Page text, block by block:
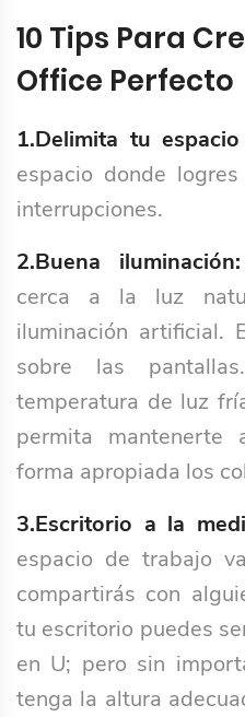
10 Tips Para
Office Perfecto
1.Delimita tu
espacio donde
interrupciones.
2.Buena iluminación:
cerca a la luz
iluminación artificial.
sobre las
temperatura de luz
permita
forma apropiada los
3.Escritorio a la
espacio de trabajo
compartirás con
tu escritorio puedes
en U; pero sin
tenga la altura